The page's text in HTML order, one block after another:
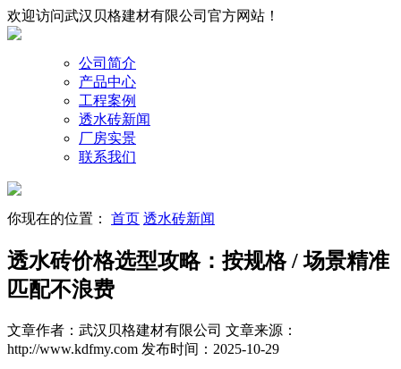
欢迎访问武汉贝格建材有限公司官方网站！
公司简介
产品中心
工程案例
透水砖新闻
厂房实景
联系我们
你现在的位置： 首页 透水砖新闻
透水砖价格选型攻略：按规格 / 场景精准
匹配不浪费
文章作者：武汉贝格建材有限公司 文章来源：
http://www.kdfmy.com 发布时间：2025-10-29